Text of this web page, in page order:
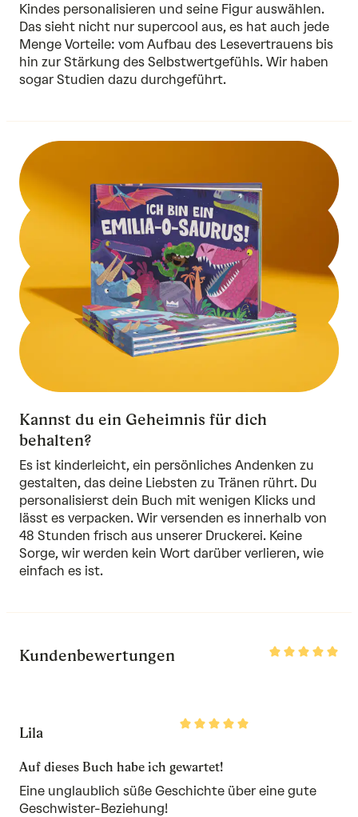
Kindes personalisieren und seine Figur auswählen.
Das sieht nicht nur supercool aus, es hat auch jede
Menge Vorteile: vom Aufbau des Lesevertrauens bis
hin zur Stärkung des Selbstwertgefühls. Wir haben
sogar Studien dazu durchgeführt.
Kannst du ein Geheimnis für dich
behalten?
Es ist kinderleicht, ein persönliches Andenken zu
gestalten, das deine Liebsten zu Tränen rührt. Du
personalisierst dein Buch mit wenigen Klicks und
lässt es verpacken. Wir versenden es innerhalb von
48 Stunden frisch aus unserer Druckerei. Keine
Sorge, wir werden kein Wort darüber verlieren, wie
einfach es ist.
Kundenbewertungen
Rated
Rated
Lila
Auf dieses Buch habe ich gewartet!
Eine unglaublich süße Geschichte über eine gute
Geschwister-Beziehung!